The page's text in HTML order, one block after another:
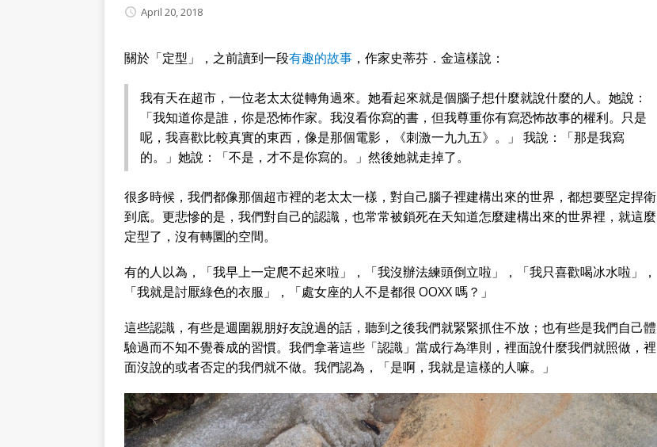
April 20, 2018
關於「定型」，之前讀到一段有趣的故事 ，作家史蒂芬．金這樣說：
我有天在超市，一位老太太從轉角過來。她看起來就是個腦子想什麼就說什麼的人。她說：
「我知道你是誰，你是恐怖作家。我沒看你寫的書，但我尊重你有寫恐怖故事的權利。只是
呢，我喜歡比較真實的東西，像是那個電影，《刺激一九九五》。」 我說：「那是我寫
的。」她說：「不是，才不是你寫的。」然後她就走掉了。
很多時候，我們都像那個超市裡的老太太一樣，對自己腦子裡建構出來的世界，都想要堅定捍衛
到底。更悲慘的是，我們對自己的認識，也常常被鎖死在天知道怎麼建構出來的世界裡，就這麼
定型了，沒有轉圜的空間。
有的人以為，「我早上一定爬不起來啦」，「我沒辦法練頭倒立啦」，「我只喜歡喝冰水啦」，
「我就是討厭綠色的衣服」，「處女座的人不是都很 OOXX 嗎？」
這些認識，有些是週圍親朋好友說過的話，聽到之後我們就緊緊抓住不放；也有些是我們自己體
驗過而不知不覺養成的習慣。我們拿著這些「認識」當成行為準則，裡面說什麼我們就照做，裡
面沒說的或者否定的我們就不做。我們認為，「是啊，我就是這樣的人嘛。」